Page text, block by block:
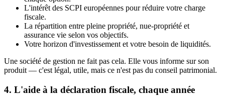
L'intérêt des SCPI européennes pour réduire votre charge
fiscale.
La répartition entre pleine propriété, nue-propriété et
assurance vie selon vos objectifs.
Votre horizon d'investissement et votre besoin de liquidités.
Une société de gestion ne fait pas cela. Elle vous informe sur son
produit — c'est légal, utile, mais ce n'est pas du conseil patrimonial.
4. L'aide à la déclaration fiscale, chaque année